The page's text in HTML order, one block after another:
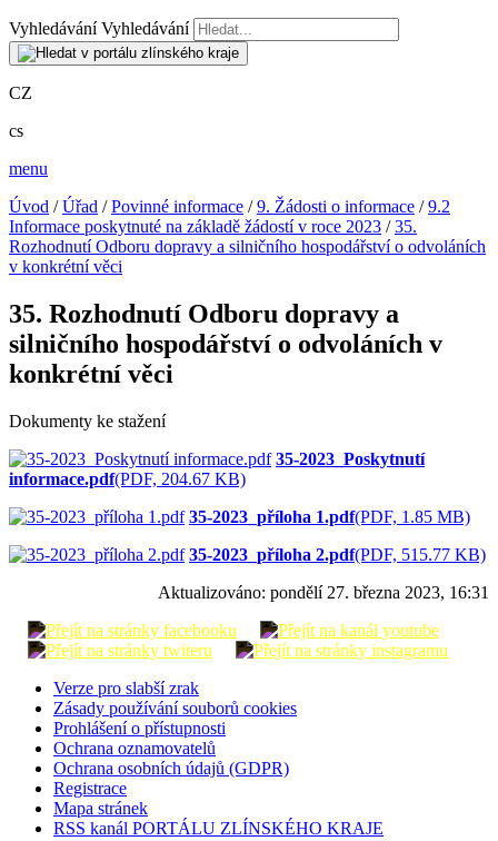
Vyhledávání Vyhledávání
CZ
cs
menu
Úvod /Úřad /Povinné informace /9. Žádosti o informace /9.2
Informace poskytnuté na základě žádostí v roce 2023 /35.
Rozhodnutí Odboru dopravy a silničního hospodářství o odvoláních
v konkrétní věci
35. Rozhodnutí Odboru dopravy a
silničního hospodářství o odvoláních v
konkrétní věci
Dokumenty ke stažení
35-2023_Poskytnutí
informace.pdf(PDF, 204.67 KB)
35-2023_příloha 1.pdf(PDF, 1.85 MB)
35-2023_příloha 2.pdf(PDF, 515.77 KB)
Aktualizováno: pondělí 27. března 2023, 16:31
Verze pro slabší zrak
Zásady používání souborů cookies
Prohlášení o přístupnosti
Ochrana oznamovatelů
Ochrana osobních údajů (GDPR)
Registrace
Mapa stránek
RSS kanál PORTÁLU ZLÍNSKÉHO KRAJE